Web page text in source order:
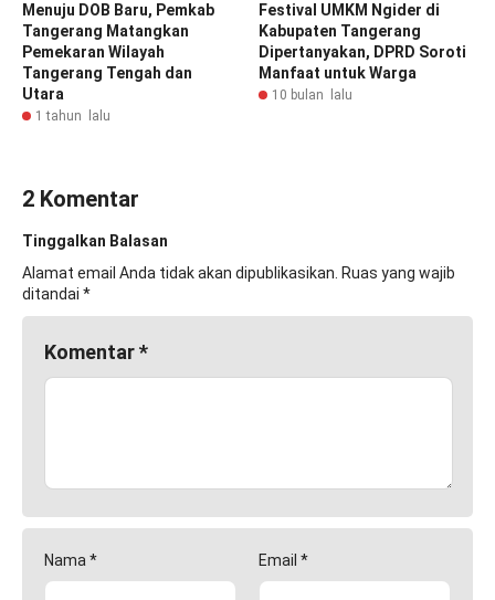
Menuju DOB Baru, Pemkab
Tangerang Matangkan
Pemekaran Wilayah
Tangerang Tengah dan
Utara
1 tahun lalu
Festival UMKM Ngider di
Kabupaten Tangerang
Dipertanyakan, DPRD Soroti
Manfaat untuk Warga
10 bulan lalu
2 Komentar
Tinggalkan Balasan
Alamat email Anda tidak akan dipublikasikan. Ruas yang wajib
ditandai *
Komentar*
Nama* Email *